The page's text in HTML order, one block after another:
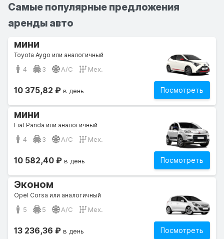
Самые популярные предложения
аренды авто
мини
Toyota Aygo или аналогичный
4 3 A/C Мех.
Посмотреть
10 375,82 ₽ в день
мини
Fiat Panda или аналогичный
4 3 A/C Мех.
Посмотреть
10 582,40 ₽ в день
Эконом
Opel Corsa или аналогичный
5 5 A/C Мех.
Посмотреть
13 236,36 ₽ в день